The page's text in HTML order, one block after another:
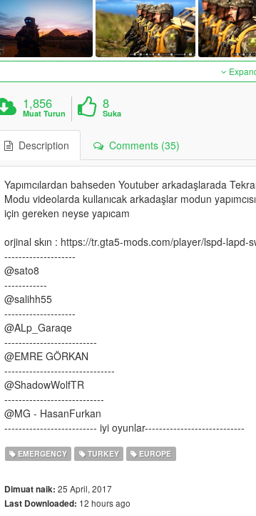
1,856
Muat Turun
8
Suka
Description Comments (35)
Yapımcılardan bahseden Youtuber arkadaşlarada
Modu videolarda kullanıcak arkadaşlar modun
için gereken neyse yapıcam
orjinal skın : https://tr.gta5-mods.com/player/lspd-lapd-
--------------------
@sato8
------------
@salihh55
--------------------
@ALp_Garaqe
--------------------------
@EMRE GÖRKAN
-------------------------------
@ShadowWolfTR
----------------------------
@MG - HasanFurkan
-------------------------- iyi oyunlar----------------------------
EMERGENCY TURKEY EUROPE
Dimuat naik: 25 April, 2017
Last Downloaded: 12 hours ago